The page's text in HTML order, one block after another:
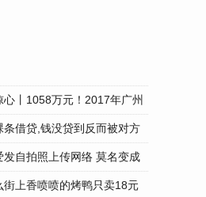
心丨1058万元！2017年广州
条借贷,钱没贷到反而被对方
发自拍照上传网络 莫名变成
街上香喷喷的烤鸭只卖18元